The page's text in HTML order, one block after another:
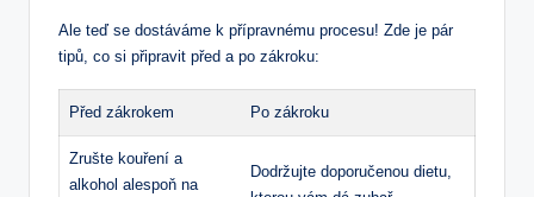
Ale teď se dostáváme k přípravnému procesu! Zde je pár
tipů, co si připravit před a po zákroku:
Před zákrokem Po zákroku
Zrušte kouření a
alkohol alespoň na
Dodržujte doporučenou dietu,